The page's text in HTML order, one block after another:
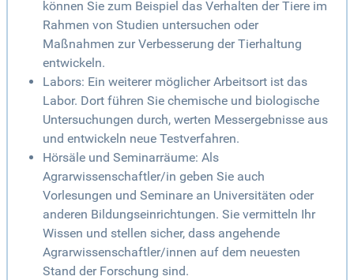
können Sie zum Beispiel das Verhalten der Tiere im
Rahmen von Studien untersuchen oder
Maßnahmen zur Verbesserung der Tierhaltung
entwickeln.
Labors: Ein weiterer möglicher Arbeitsort ist das
Labor. Dort führen Sie chemische und biologische
Untersuchungen durch, werten Messergebnisse aus
und entwickeln neue Testverfahren.
Hörsäle und Seminarräume: Als
Agrarwissenschaftler/in geben Sie auch
Vorlesungen und Seminare an Universitäten oder
anderen Bildungseinrichtungen. Sie vermitteln Ihr
Wissen und stellen sicher, dass angehende
Agrarwissenschaftler/innen auf dem neuesten
Stand der Forschung sind.